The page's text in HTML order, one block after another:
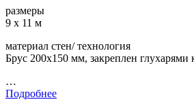
размеры
9 х 11 м
материал стен/ технология
Брус 200х150 мм, закреплен глухарями
…
Подробнее